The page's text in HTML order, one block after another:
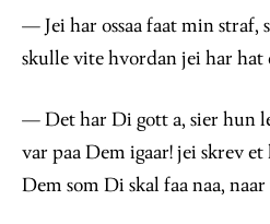
— Jei har ossaa faat min
skulle vite hvordan jei har hat
— Det har Di gott a, sier hun
var paa Dem igaar! jei skrev
Dem som Di skal faa naa,